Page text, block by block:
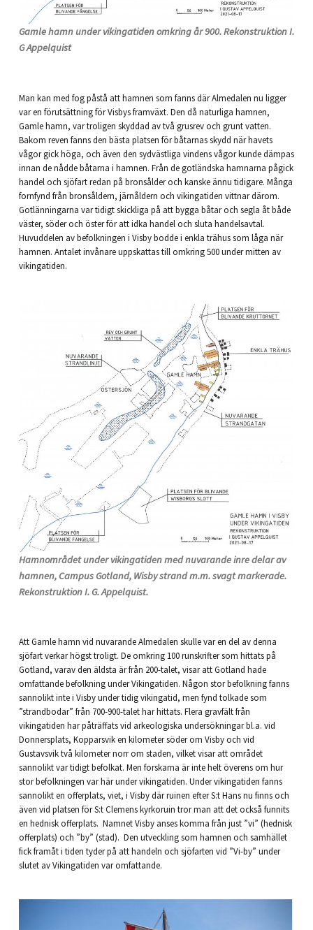
Gamle hamn under vikingatiden omkring år 900. Rekonstruktion I.
G Appelquist
Man kan med fog påstå att hamnen som fanns där Almedalen nu ligger
var en förutsättning för Visbys framväxt. Den då naturliga hamnen,
Gamle hamn, var troligen skyddad av två grusrev och grunt vatten.
Bakom reven fanns den bästa platsen för båtarnas skydd när havets
vågor gick höga, och även den sydvästliga vindens vågor kunde dämpas
innan de nådde båtarna i hamnen. Från de gotländska hamnarna pågick
handel och sjöfart redan på bronsålder och kanske ännu tidigare. Många
fornfynd från bronsåldern, järnåldern och vikingatiden vittnar därom.
Gotlänningarna var tidigt skickliga på att bygga båtar och segla åt både
väster, söder och öster för att idka handel och sluta handelsavtal.
Huvuddelen av befolkningen i Visby bodde i enkla trähus som låga när
hamnen. Antalet invånare uppskattas till omkring 500 under mitten av
vikingatiden.
Hamnområdet under vikingatiden med nuvarande inre delar av
hamnen, Campus Gotland, Wisby strand m.m. svagt markerade.
Rekonstruktion I. G. Appelquist.
Att Gamle hamn vid nuvarande Almedalen skulle var en del av denna
sjöfart verkar högst troligt. De omkring 100 runskrifter som hittats på
Gotland, varav den äldsta är från 200-talet, visar att Gotland hade
omfattande befolkning under Vikingatiden. Någon stor befolkning fanns
sannolikt inte i Visby under tidig vikingatid, men fynd tolkade som
”strandbodar” från 700-900-talet har hittats. Flera gravfält från
vikingatiden har påträffats vid arkeologiska undersökningar bl.a. vid
Donnersplats, Kopparsvik en kilometer söder om Visby och vid
Gustavsvik två kilometer norr om staden, vilket visar att området
sannolikt var tidigt befolkat. Men forskarna är inte helt överens om hur
stor befolkningen var här under vikingatiden. Under vikingatiden fanns
sannolikt en offerplats, viet, i Visby där ruinen efter S:t Hans nu finns och
även vid platsen för S:t Clemens kyrkoruin tror man att det också funnits
en hednisk offerplats. Namnet Visby anses komma från just ”vi” (hednisk
offerplats) och ”by” (stad). Den utveckling som hamnen och samhället
fick framåt i tiden tyder på att handeln och sjöfarten vid ”Vi-by” under
slutet av Vikingatiden var omfattande.